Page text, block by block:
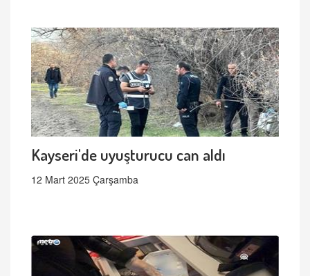
Kayseri'de uyuşturucu can aldı
12 Mart 2025 Çarşamba